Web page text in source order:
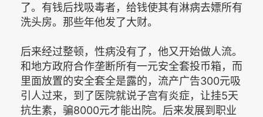
了。有钱后找吸毒者，给钱使其有淋病去嫖所有
洗头房。那些年他发了大财。
后来经过整顿，性病没有了，他又开始做人流。
和地方政府合作垄断所有一元安全套投币箱，而
里面放置的安全套全是露的，流产广告300元吸
引人过来，到了医院就说子宫有炎症，让挂5天
抗生素，骗8000元才能出院。后来发展到职业